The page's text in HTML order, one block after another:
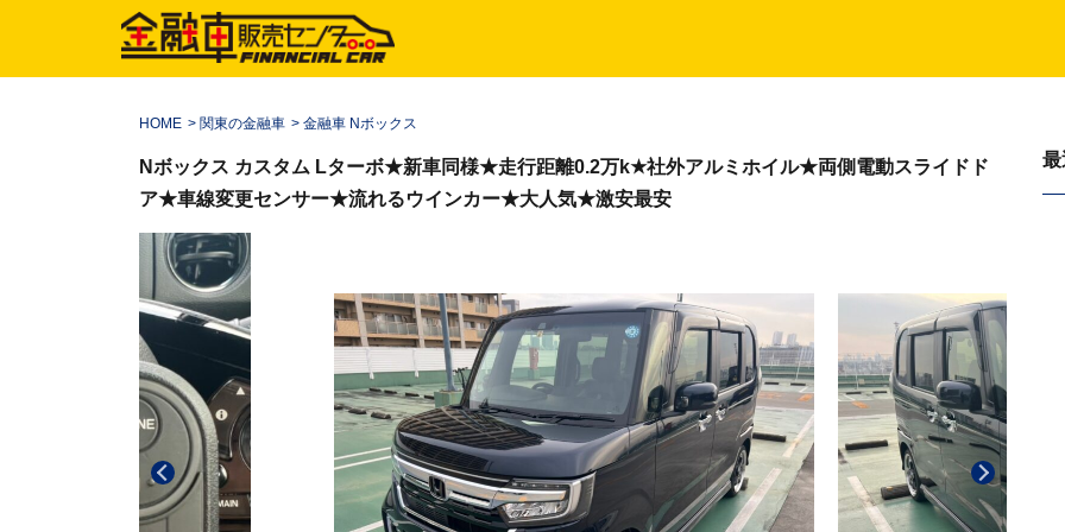
HOME > 関東の金融車 > 金融車 Nボックス
Nボックス カスタム Lターボ★新車同様★走行距離0.2万k★社外アルミホイル★両側電動スライドド
ア★車線変更センサー★流れるウインカー★大人気★激安最安
最